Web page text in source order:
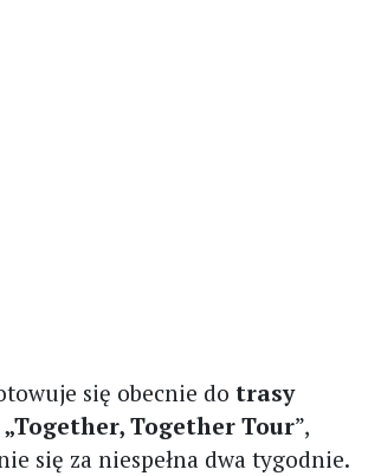
się obecnie do trasy
Together Tour”,
się za niespełna dwa tygodnie.